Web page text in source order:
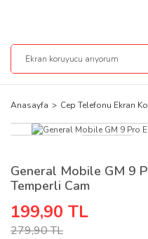
Anasayfa Cep Telefonu Ekran
General Mobile GM 9
Temperli Cam
199,90 TL
279,90 TL